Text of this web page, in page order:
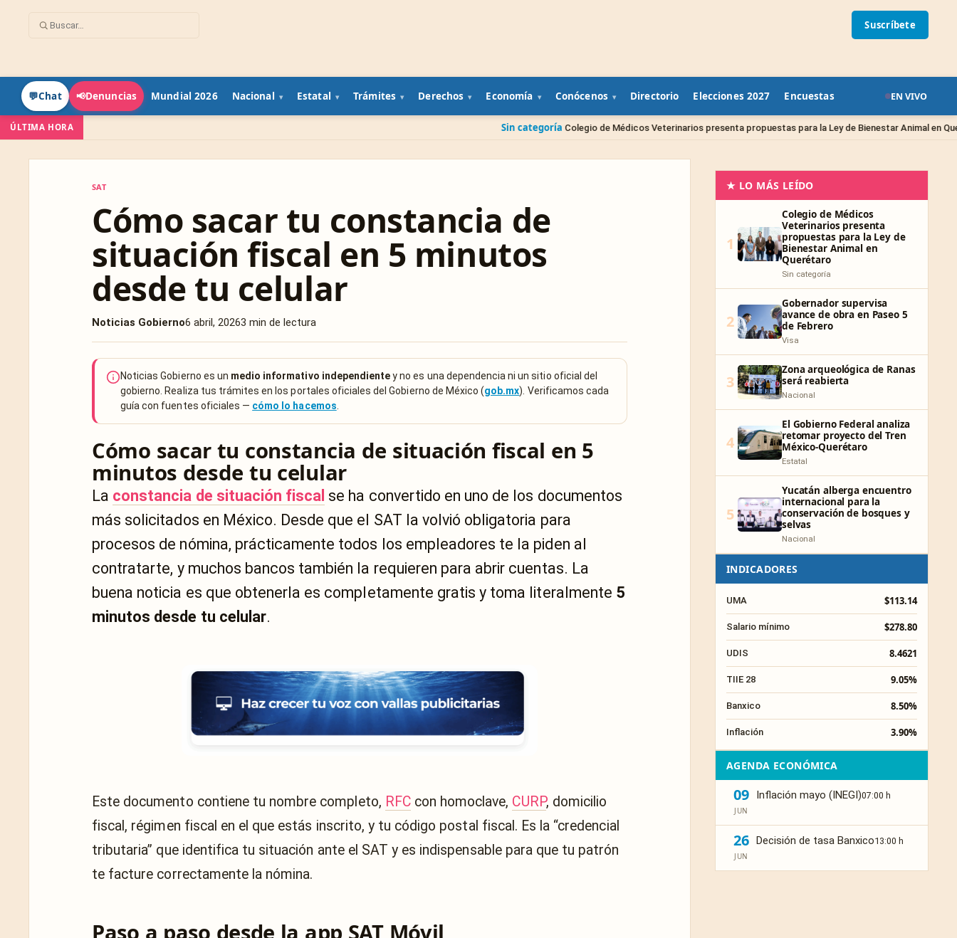
Suscríbete
💬Chat 📢Denuncias Mundial 2026 Nacional Estatal Trámites Derechos Economía Conócenos Directorio Elecciones 2027 Encuestas EN VIVO
ÚLTIMA HORA Colegio de Médicos Veterinarios presenta propuestas para la Ley de Bienestar Animal en Querétaro Sin
SAT
Cómo sacar tu constancia de
situación fiscal en 5 minutos
desde tu celular
Noticias Gobierno6 abril, 20263 min de lectura
Noticias Gobierno es un medio informativo independientey no es una dependencia ni un sitio oficial del
gobierno. Realiza tus trámites en los portales oficiales del Gobierno de México (gob.mx). Verificamos cada
guía con fuentes oficiales — cómo lo hacemos
Cómo sacar tu constancia de situación fiscal en 5
minutos desde tu celular
La constancia de situación fiscal se ha convertido en uno de los documentos
más solicitados en México. Desde que el SAT la volvió obligatoria para
procesos de nómina, prácticamente todos los empleadores te la piden al
contratarte, y muchos bancos también la requieren para abrir cuentas. La
buena noticia es que obtenerla es completamente gratis y toma literalmente 5
minutos desde tu celular.
Este documento contiene tu nombre completo, RFCcon homoclave, CURP, domicilio
fiscal, régimen fiscal en el que estás inscrito, y tu código postal fiscal. Es la “credencial
tributaria” que identifica tu situación ante el SAT y es indispensable para que tu patrón
te facture correctamente la nómina.
Paso a paso desde la app SAT Móvil
★ LO MÁS LEÍDO
1
Colegio de Médicos
Veterinarios presenta
propuestas para la Ley de
Bienestar Animal en
Querétaro
Sin categoría
2
Gobernador supervisa
avance de obra en Paseo 5
de Febrero
Visa
3
Zona arqueológica de Ranas
será reabierta
Nacional
4
El Gobierno Federal analiza
retomar proyecto del Tren
México-Querétaro
Estatal
5
Yucatán alberga encuentro
internacional para la
conservación de bosques y
selvas
Nacional
INDICADORES
UMA $113.14
Salario mínimo $278.80
UDIS 8.4621
TIIE 28 9.05%
Banxico 8.50%
Inflación 3.90%
AGENDA ECONÓMICA
09
JUN
Inflación mayo (INEGI)07:00 h
26
JUN
Decisión de tasa Banxico13:00 h